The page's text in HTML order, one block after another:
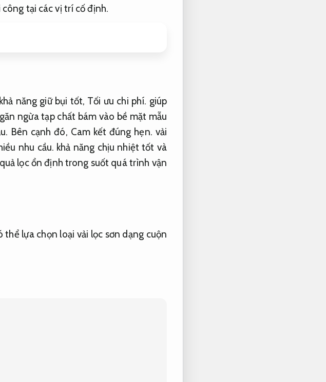
tại các vị trí cố định.
năng giữ bụi tốt, Tối ưu chi phí. giúp
ngừa tạp chất bám vào bề mặt mẫu
Bên cạnh đó, Cam kết đúng hẹn. vải
nhu cầu. khả năng chịu nhiệt tốt và
lọc ổn định trong suốt quá trình vận
thể lựa chọn loại vải lọc sơn dạng cuộn